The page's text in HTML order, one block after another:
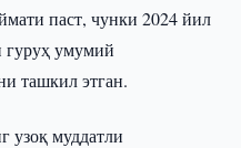
паст, чунки 2024 йил
гуруҳ умумий
ташкил этган.
узоқ муддатли